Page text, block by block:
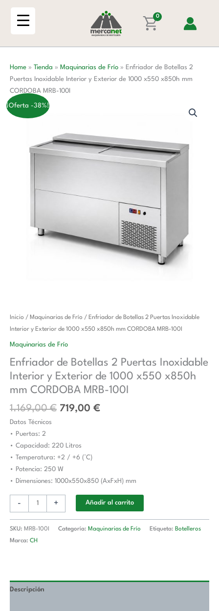
0
Home » Tienda » Maquinarias de Frío » Enfriador de Botellas 2
Puertas Inoxidable Interior y Exterior de 1000 x550 x850h mm
CORDOBA MRB-100I
¡Oferta -38%!
Inicio / Maquinarias de Frío / Enfriador de Botellas 2 Puertas Inoxidable
Interior y Exterior de 1000 x550 x850h mm CORDOBA MRB-100I
Maquinarias de Frío
Enfriador de Botellas 2 Puertas Inoxidable
Interior y Exterior de 1000 x550 x850h
mm CORDOBA MRB-100I
1.169,00€
El
precio
original
1.169,00 €.
719,00 €
El
precio
719,00 €.
Datos Técnicos
• Puertas: 2
• Capacidad: 220 Litros
• Temperatura: +2 / +6 (°C)
• Potencia: 250 W
• Dimensiones: 1000x550x850 (AxFxH) mm
-
Enfriador
de
Botellas
Puertas
Inoxidable
Interior
Exterior
de
1000
x550
x850h
mm
CORDOBA
MRB-
100I
+ Añadir al carrito
SKU: MRB-100I Categoría: Maquinarias de Frío Etiqueta: Botelleros
Marca: CH
Descripción
Puertas
Inoxidable
Interior
Exterior
de
1000
x550
x850h